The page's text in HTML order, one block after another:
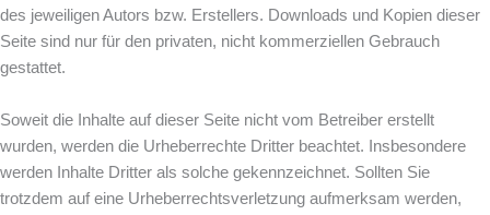
des jeweiligen Autors bzw. Erstellers. Downloads und Kopien dieser
Seite sind nur für den privaten, nicht kommerziellen Gebrauch
gestattet.
Soweit die Inhalte auf dieser Seite nicht vom Betreiber erstellt
wurden, werden die Urheberrechte Dritter beachtet. Insbesondere
werden Inhalte Dritter als solche gekennzeichnet. Sollten Sie
trotzdem auf eine Urheberrechtsverletzung aufmerksam werden,